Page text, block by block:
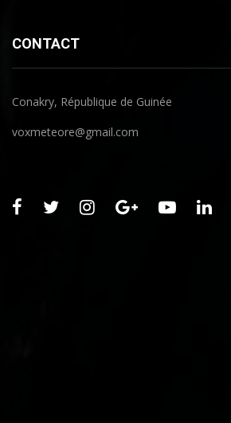
CONTACT
Conakry, République de Guinée
voxmeteore@gmail.com